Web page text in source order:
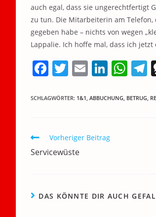
auch egal, dass sie ungerechtfertigt
zu tun. Die Mitarbeiterin am
gegeben habe – nichts von wegen
Lappalie. Ich hoffe mal, dass ich
F
c
b
o
T
itt
E
ai
Li
k
dI
n
W
at
T
e
SCHLAGWÖRTER: 1&1, ABBUCHUNG, BETRUG,
Weitere
ansehen
Vorheriger Beitrag
Servicewüste
DAS KÖNNTE DIR AUCH